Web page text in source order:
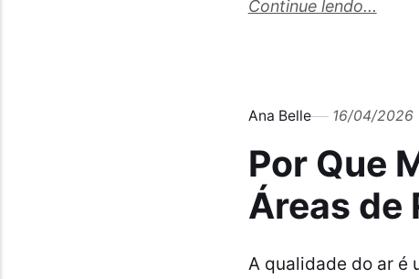
Continue lendo...
Ana Belle 16/04/2026
Por Que
Áreas de
A qualidade do ar é